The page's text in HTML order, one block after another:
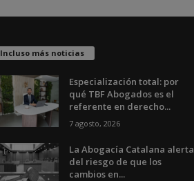
Incluso más noticias
Especialización total: por
qué TBF Abogados es el
referente en derecho...
7 agosto, 2026
La Abogacía Catalana alerta
del riesgo de que los
cambios en...